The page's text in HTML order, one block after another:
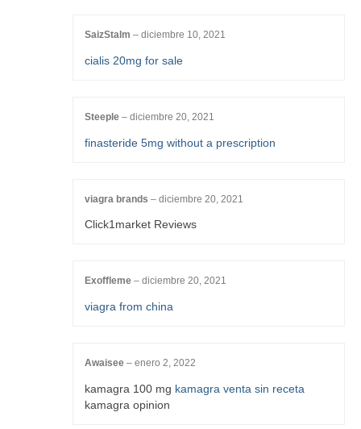
SaizStalm – diciembre 10, 2021
cialis 20mg for sale
Steeple – diciembre 20, 2021
finasteride 5mg without a prescription
viagra brands – diciembre 20, 2021
Click1market Reviews
Exoffleme – diciembre 20, 2021
viagra from china
Awaisee – enero 2, 2022
kamagra 100 mg kamagra venta sin receta
kamagra opinion